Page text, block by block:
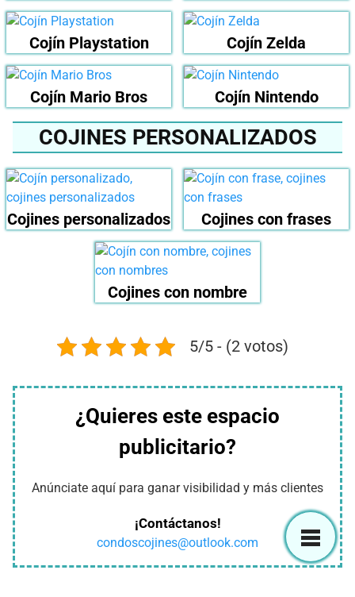
Cojín Playstation Cojín Zelda
Cojín Mario Bros Cojín Nintendo
COJINES PERSONALIZADOS
Cojines personalizados Cojines con frases
Cojines con nombre
5/5 - (2 votos)
¿Quieres este espacio
publicitario?
Anúnciate aquí para ganar visibilidad y más clientes
¡Contáctanos!
condoscojines@outlook.com